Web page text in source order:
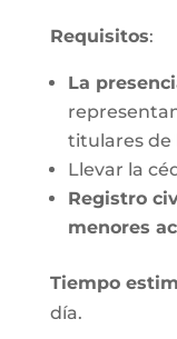
Requisitos:
La
titulares de
Llevar la
Registro
menores
Tiempo
día.